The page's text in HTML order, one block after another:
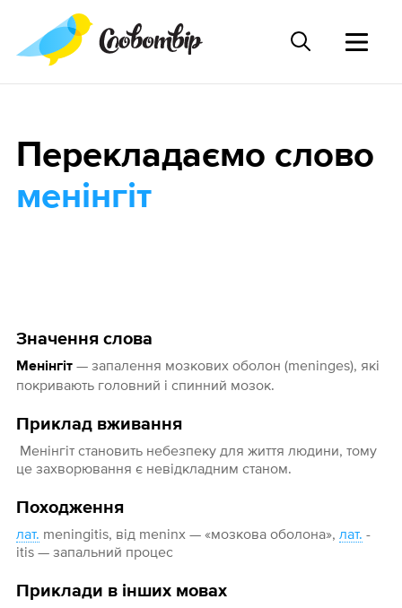
Значення слова
Менінгіт— запалення мозкових оболон (meninges), які
покривають головний і спинний мозок.
Приклад вживання
Менінгіт становить небезпеку для життя людини, тому
це захворювання є невідкладним станом.
Походження
лат. meningitis, від meninx — «мозкова оболона», лат. -
itis — запальний процес
Приклади в інших мовах
Перекладаємо слово
менінгіт